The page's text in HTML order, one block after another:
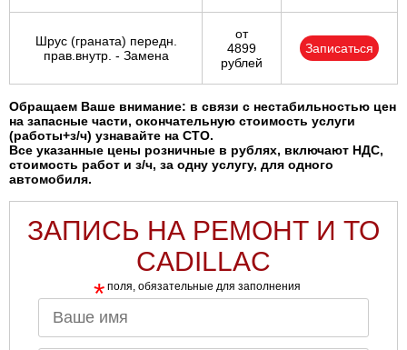
Шрус (граната) передн.
прав.внутр. - Замена
от
4899
рублей
Записаться
Обращаем Ваше внимание: в связи с нестабильностью цен
на запасные части, окончательную стоимость услуги
(работы+з/ч) узнавайте на СТО.
Все указанные цены розничные в рублях, включают НДС,
стоимость работ и з/ч, за одну услугу, для одного
автомобиля.
ЗАПИСЬ НА РЕМОНТ И ТО
CADILLAC
* поля, обязательные для заполнения